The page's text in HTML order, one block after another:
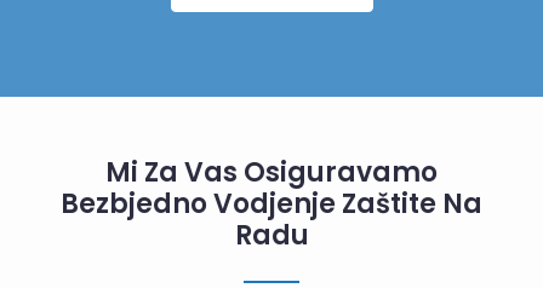
Mi Za Vas Osiguravamo
Bezbjedno Vodjenje Zaštite Na
Radu